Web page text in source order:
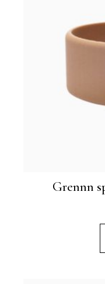
Grennn